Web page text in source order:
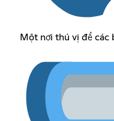
Một nơi thú vị để các